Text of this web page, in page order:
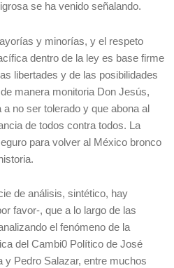
se ha venido señalando.
y minorías, y el respeto
dentro de la ley es base firme
libertades y de las posibilidades
manera monitoria Don Jesús,
no ser tolerado y que abona al
de todos contra todos. La
para volver al México bronco
de análisis, sintético, hay
favor-, que a lo largo de las
el fenómeno de la
del Cambi0 Político de José
y Pedro Salazar, entre muchos